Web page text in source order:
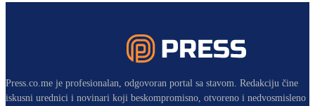
Press.co.me je profesionalan, odgovoran portal sa stavom. Redakciju čine
iskusni urednici i novinari koji beskompromisno, otvoreno i nedvosmisleno